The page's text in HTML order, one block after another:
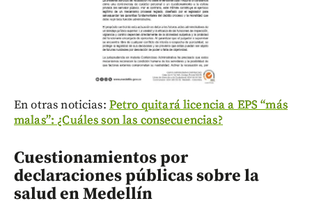
En otras noticias: Petro quitará licencia a EPS “más
malas”: ¿Cuáles son las consecuencias?
Cuestionamientos por
declaraciones públicas sobre la
salud en Medellín